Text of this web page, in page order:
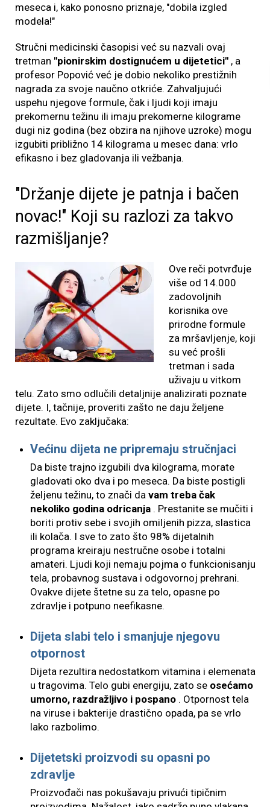
meseca i, kako ponosno priznaje, "dobila izgled
modela!"
Stručni medicinski časopisi već su nazvali ovaj
tretman "pionirskim dostignućem u dijetetici" , a
profesor Popović već je dobio nekoliko prestižnih
nagrada za svoje naučno otkriće. Zahvaljujući
uspehu njegove formule, čak i ljudi koji imaju
prekomernu težinu ili imaju prekomerne kilograme
dugi niz godina (bez obzira na njihove uzroke) mogu
izgubiti približno 14 kilograma u mesec dana: vrlo
efikasno i bez gladovanja ili vežbanja.
"Držanje dijete je patnja i bačen
novac!" Koji su razlozi za takvo
razmišljanje?
Ove reči potvrđuje
više od 14.000
zadovoljnih
korisnika ove
prirodne formule
za mršavljenje, koji
su već prošli
tretman i sada
uživaju u vitkom
telu. Zato smo odlučili detaljnije analizirati poznate
dijete. I, tačnije, proveriti zašto ne daju željene
rezultate. Evo zaključaka:
Većinu dijeta ne pripremaju stručnjaci
Da biste trajno izgubili dva kilograma, morate
gladovati oko dva i po meseca. Da biste postigli
željenu težinu, to znači da vam treba čak
nekoliko godina odricanja . Prestanite se mučiti i
boriti protiv sebe i svojih omiljenih pizza, slastica
ili kolača. I sve to zato što 98% dijetalnih
programa kreiraju nestručne osobe i totalni
amateri. Ljudi koji nemaju pojma o funkcionisanju
tela, probavnog sustava i odgovornoj prehrani.
Ovakve dijete štetne su za telo, opasne po
zdravlje i potpuno neefikasne.
Dijeta slabi telo i smanjuje njegovu
otpornost
Dijeta rezultira nedostatkom vitamina i elemenata
u tragovima. Telo gubi energiju, zato se osećamo
umorno, razdražljivo i pospano . Otpornost tela
na viruse i bakterije drastično opada, pa se vrlo
lako razbolimo.
Dijetetski proizvodi su opasni po
zdravlje
Proizvođači nas pokušavaju privući tipičnim